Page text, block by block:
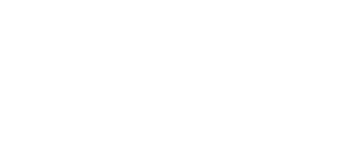
Webové
PNEUCENTRUM N &